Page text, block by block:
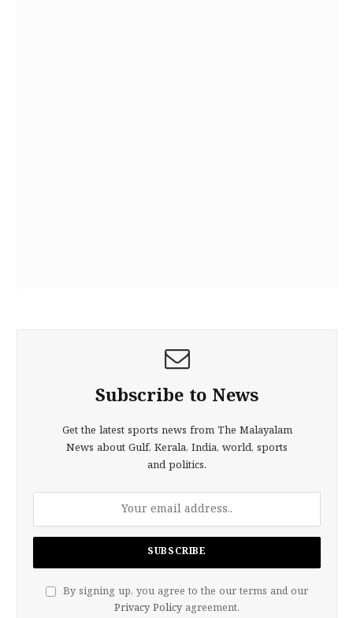
Subscribe to News
Get the latest sports news from The Malayalam
News about Gulf, Kerala, India, world, sports
and politics.
By signing up, you agree to the our terms and our
Privacy Policy agreement.